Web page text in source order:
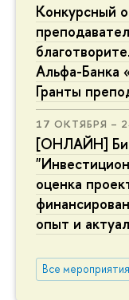
Конкурсный
Альфа-Банка
Гранты
17 ОКТЯБРЯ –
[ОНЛАЙН]
оценка
опыт и
Все мероприятия